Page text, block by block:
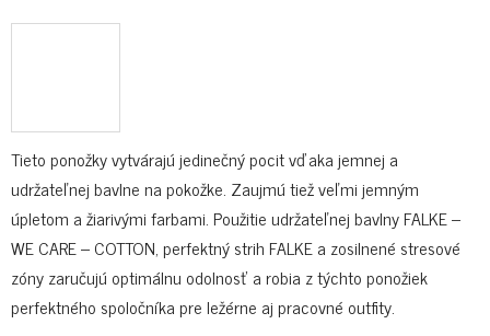
Tieto ponožky vytvárajú jedinečný pocit vďaka jemnej a
udržateľnej bavlne na pokožke. Zaujmú tiež veľmi jemným
úpletom a žiarivými farbami. Použitie udržateľnej bavlny FALKE –
WE CARE – COTTON, perfektný strih FALKE a zosilnené stresové
zóny zaručujú optimálnu odolnosť a robia z týchto ponožiek
perfektného spoločníka pre ležérne aj pracovné outfity.